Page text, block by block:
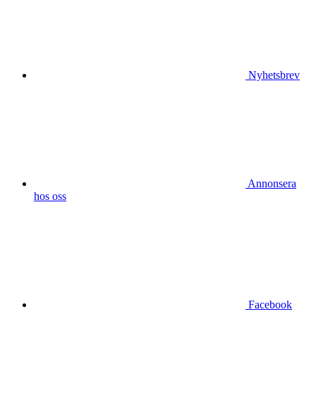
Nyhetsbrev
Annonsera
hos oss
Facebook